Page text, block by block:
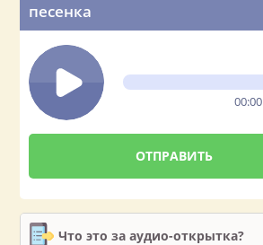
песенка
00:00
Что это за аудио-открытка?